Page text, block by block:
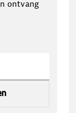
ontvang